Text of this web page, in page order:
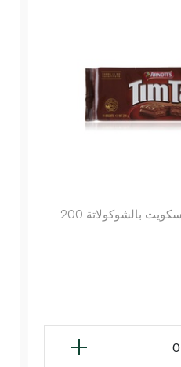
أرنوتس تيم تام أورجينال بسكويت بالشوكولاتة 200
0